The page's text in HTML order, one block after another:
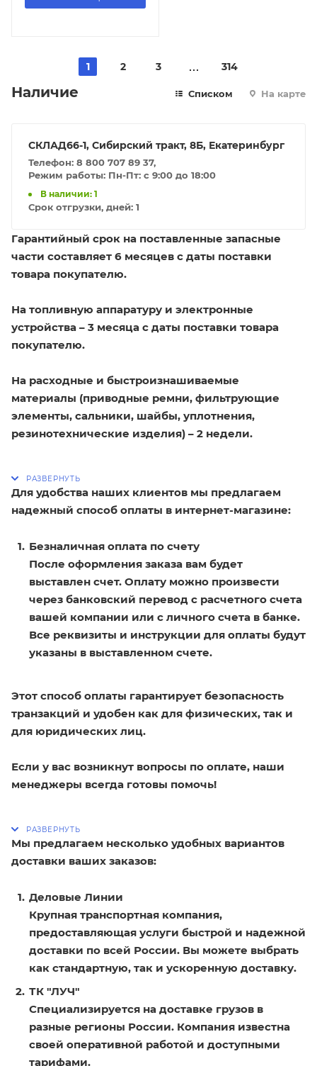
1 2 3 314
Наличие Списком На карте
СКЛАД66-1, Сибирский тракт, 8Б, Екатеринбург
Телефон: 8 800 707 89 37,
Режим работы: Пн-Пт: с 9:00 до 18:00
В наличии: 1
Срок отгрузки, дней: 1
Гарантийный срок на поставленные запасные
части составляет 6 месяцев с даты поставки
товара покупателю.
На топливную аппаратуру и электронные
устройства – 3 месяца с даты поставки товара
покупателю.
На расходные и быстроизнашиваемые
материалы (приводные ремни, фильтрующие
элементы, сальники, шайбы, уплотнения,
резинотехнические изделия) – 2 недели.
Для удобства наших клиентов мы предлагаем
надежный способ оплаты в интернет-магазине:
Безналичная оплата по счету
После оформления заказа вам будет
выставлен счет. Оплату можно произвести
через банковский перевод с расчетного счета
вашей компании или с личного счета в банке.
Все реквизиты и инструкции для оплаты будут
указаны в выставленном счете.
Этот способ оплаты гарантирует безопасность
транзакций и удобен как для физических, так и
для юридических лиц.
Если у вас возникнут вопросы по оплате, наши
менеджеры всегда готовы помочь!
Мы предлагаем несколько удобных вариантов
доставки ваших заказов:
Деловые Линии
Крупная транспортная компания,
предоставляющая услуги быстрой и надежной
доставки по всей России. Вы можете выбрать
как стандартную, так и ускоренную доставку.
ТК "ЛУЧ"
Специализируется на доставке грузов в
разные регионы России. Компания известна
своей оперативной работой и доступными
тарифами.